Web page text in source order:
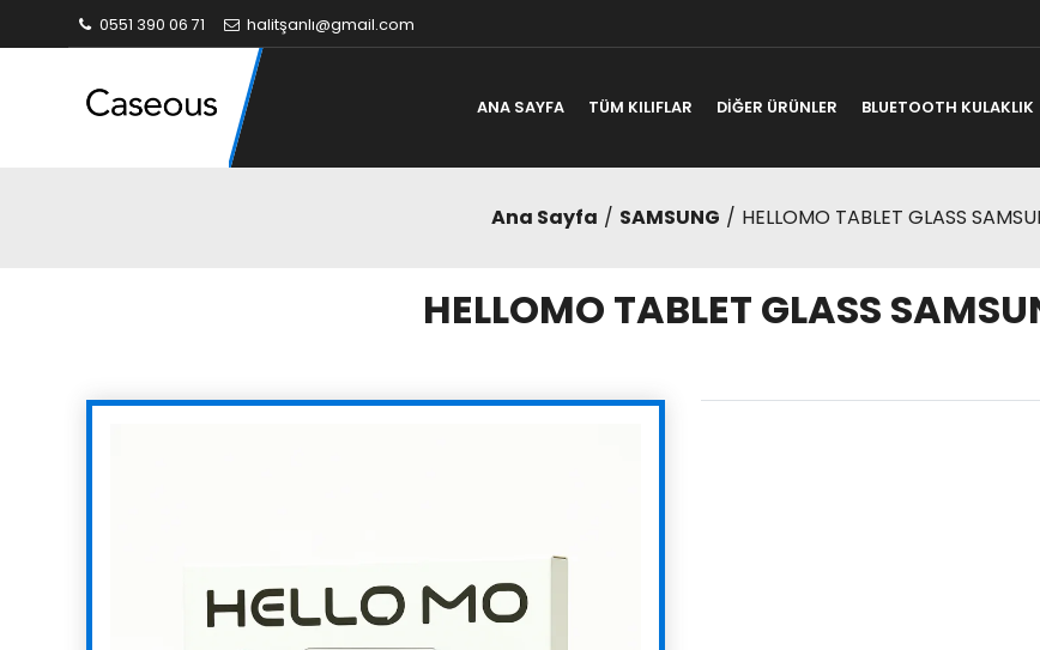
0551 390 06 71 halitşanlı@gmail.com
ANA SAYFA TÜM KILIFLAR DİĞER ÜRÜNLER BLUETOOTH KULAKLIK
Ana Sayfa SAMSUNG HELLOMO TABLET GLASS
HELLOMO TABLET GLASS